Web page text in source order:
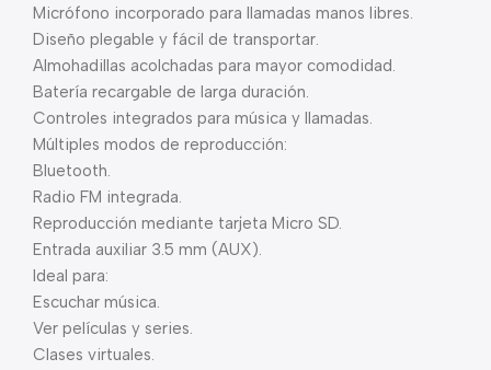
Micrófono incorporado para llamadas manos libres.
Diseño plegable y fácil de transportar.
Almohadillas acolchadas para mayor comodidad.
Batería recargable de larga duración.
Controles integrados para música y llamadas.
Múltiples modos de reproducción:
Bluetooth.
Radio FM integrada.
Reproducción mediante tarjeta Micro SD.
Entrada auxiliar 3.5 mm (AUX).
Ideal para:
Escuchar música.
Ver películas y series.
Clases virtuales.